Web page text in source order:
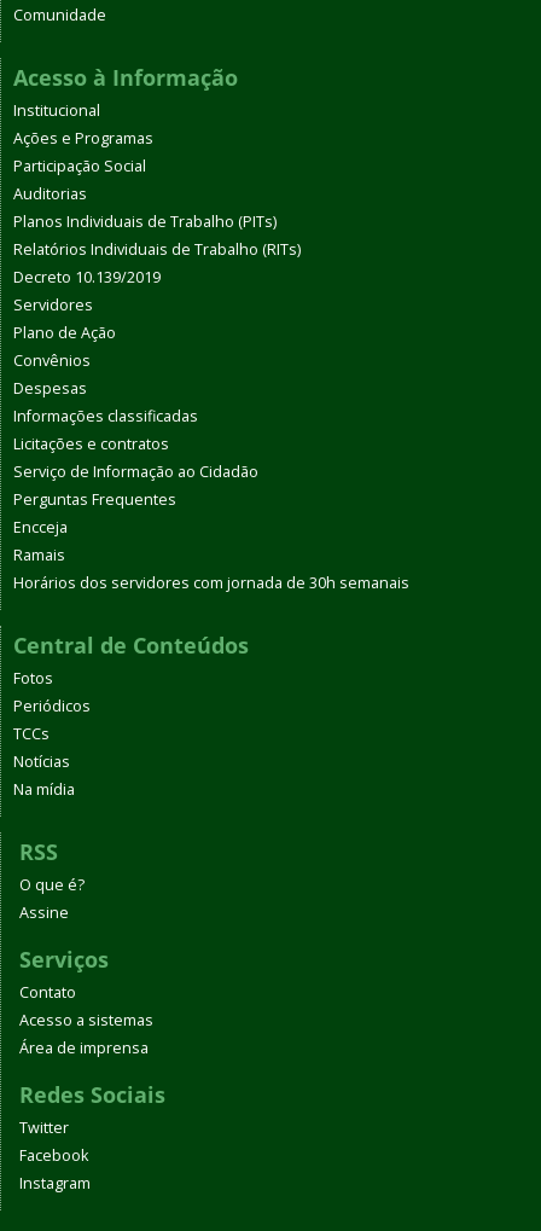
Comunidade
Acesso à Informação
Institucional
Ações e Programas
Participação Social
Auditorias
Planos Individuais de Trabalho (PITs)
Relatórios Individuais de Trabalho (RITs)
Decreto 10.139/2019
Servidores
Plano de Ação
Convênios
Despesas
Informações classificadas
Licitações e contratos
Serviço de Informação ao Cidadão
Perguntas Frequentes
Encceja
Ramais
Horários dos servidores com jornada de 30h semanais
Central de Conteúdos
Fotos
Periódicos
TCCs
Notícias
Na mídia
RSS
O que é?
Assine
Serviços
Contato
Acesso a sistemas
Área de imprensa
Redes Sociais
Twitter
Facebook
Instagram